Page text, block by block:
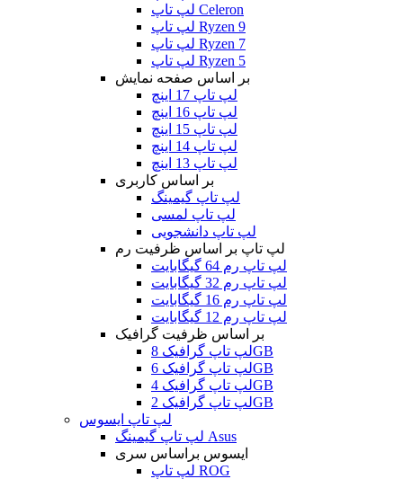
لپ تاپ Celeron
لپ تاپ Ryzen 9
لپ تاپ Ryzen 7
لپ تاپ Ryzen 5
بر اساس صفحه نمایش
لپ تاپ 17 اینچ
لپ تاپ 16 اینچ
لپ تاپ 15 اینچ
لپ تاپ 14 اینچ
لپ تاپ 13 اینچ
بر اساس کاربری
لپ تاپ گیمینگ
لپ تاپ لمسی
لپ تاپ دانشجویی
لپ تاپ بر اساس ظرفیت رم
لپ تاپ رم 64 گیگابایت
لپ تاپ رم 32 گیگابایت
لپ تاپ رم 16 گیگابایت
لپ تاپ رم 12 گیگابایت
بر اساس ظرفیت گرافیک
لپ تاپ گرافیک 8GB
لپ تاپ گرافیک 6GB
لپ تاپ گرافیک 4GB
لپ تاپ گرافیک 2GB
لپ تاپ ایسوس
لپ تاپ گیمینگ Asus
ایسوس براساس سری
لپ تاپ ROG